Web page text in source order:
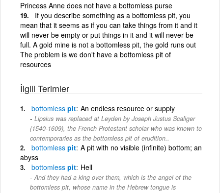
Princess Anne does not have a bottomless purse
If you describe something as a bottomless pit, you
mean that it seems as if you can take things from it and it
will never be empty or put things in it and it will never be
full. A gold mine is not a bottomless pit, the gold runs out
The problem is we don't have a bottomless pit of
resources
İlgili Terimler
bottomless pit An endless resource or supply
Lipsius was replaced at Leyden by Joseph Justus Scaliger
(1540-1609), the French Protestant scholar who was known to
contemporaries as the bottomless pit of erudition..
bottomless pit A pit with no visible (infinite) bottom; an
abyss
bottomless pit Hell
And they had a king over them, which is the angel of the
bottomless pit, whose name in the Hebrew tongue is